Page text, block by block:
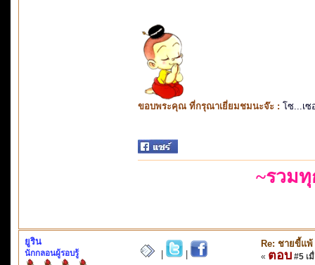
ขอบพระคุณ ที่กรุณาเยี่ยมชมนะจ๊ะ : โซ...เซ
~รวม
ยูริน
นักกลอนผู้รอบรู้
Re: ชายขี้แพ้
« ตอบ #5 เ